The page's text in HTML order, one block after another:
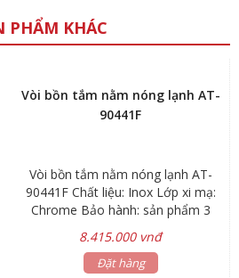
PHẨM KHÁC
Vòi bồn tắm nằm nóng lạnh AT-
90441F
Vòi bồn tắm nằm nóng lạnh AT-
90441F Chất liệu: Inox Lớp xi mạ:
Chrome Bảo hành: sản phẩm 3
năm, phụ kiện 1 năm
8.415.000 vnđ
Đặt hàng